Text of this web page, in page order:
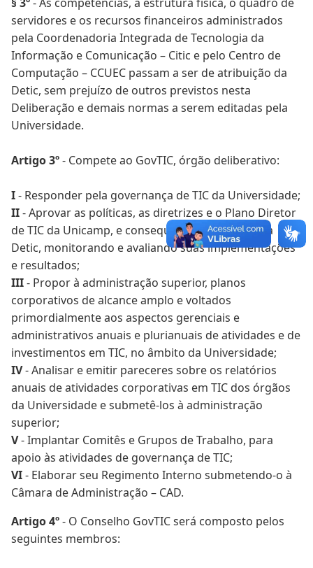
servidores e os recursos financeiros administrados
pela Coordenadoria Integrada de Tecnologia da
Informação e Comunicação – Citic e pelo Centro de
Computação – CCUEC passam a ser de atribuição da
Detic, sem prejuízo de outros previstos nesta
Deliberação e demais normas a serem editadas pela
Universidade.
Artigo 3º- Compete ao GovTIC, órgão deliberativo:
I- Responder pela governança de TIC da Universidade;
II- Aprovar as políticas, as diretrizes e o Plano Diretor
de TIC da Unicamp, e consequentes propostas da
Detic, monitorando e avaliando suas implementações
e resultados;
III- Propor à administração superior, planos
corporativos de alcance amplo e voltados
primordialmente aos aspectos gerenciais e
administrativos anuais e plurianuais de atividades e de
investimentos em TIC, no âmbito da Universidade;
IV- Analisar e emitir pareceres sobre os relatórios
anuais de atividades corporativas em TIC dos órgãos
da Universidade e submetê-los à administração
superior;
V- Implantar Comitês e Grupos de Trabalho, para
apoio às atividades de governança de TIC;
VI- Elaborar seu Regimento Interno submetendo-o à
Câmara de Administração – CAD.
Artigo 4º- O Conselho GovTIC será composto pelos
seguintes membros: